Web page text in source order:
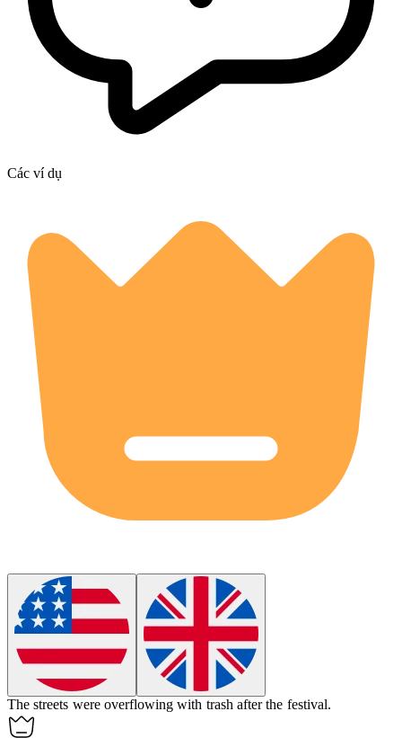
Các ví dụ
The streets were overflowing with trash after the festival.